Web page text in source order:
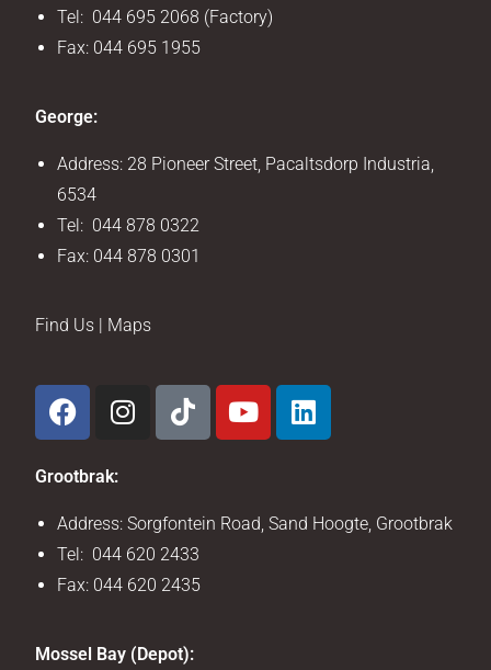
Tel: 044 695 2068 (Factory)
Fax: 044 695 1955
George:
Address: 28 Pioneer Street, Pacaltsdorp Industria,
6534
Tel: 044 878 0322
Fax: 044 878 0301
Find Us | Maps
Grootbrak:
Address: Sorgfontein Road, Sand Hoogte, Grootbrak
Tel: 044 620 2433
Fax: 044 620 2435
Mossel Bay (Depot):